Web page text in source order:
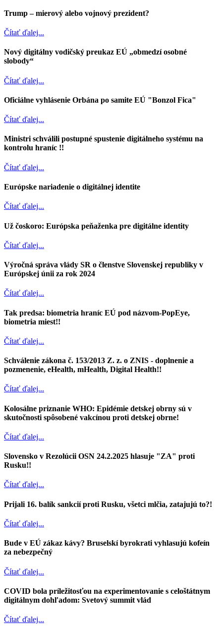
Trump – mierový alebo vojnový prezident?
Čítať ďalej...
Nový digitálny vodičský preukaz EÚ „obmedzí osobné
slobody“
Čítať ďalej...
Oficiálne vyhlásenie Orbána po samite EÚ "Bonzol Fica"
Čítať ďalej...
Ministri schválili postupné spustenie digitálneho systému na
kontrolu hraníc !!
Čítať ďalej...
Európske nariadenie o digitálnej identite
Čítať ďalej...
Už čoskoro: Európska peňaženka pre digitálne identity
Čítať ďalej...
Výročná správa vlády SR o členstve Slovenskej republiky v
Európskej únii za rok 2024
Čítať ďalej...
Tak predsa: biometria hraníc EÚ pod názvom-PopEye,
biometria miest!!
Čítať ďalej...
Schválenie zákona č. 153/2013 Z. z. o ZNIS - doplnenie a
pozmenenie, eHealth, mHealth, Digital Health!!
Čítať ďalej...
Kolosálne priznanie WHO: Epidémie detskej obrny sú v
skutočnosti spôsobené vakcínou proti detskej obrne!
Čítať ďalej...
Slovensko v Rezolúcii OSN 24.2.2025 hlasuje "ZA" proti
Rusku!!
Čítať ďalej...
Prijali 16. balík sankcií proti Rusku, všetci mlčia, zatajujú to?!
Čítať ďalej...
Bude v EÚ zákaz kávy? Bruselskí byrokrati vyhlasujú kofeín
za nebezpečný
Čítať ďalej...
COVID bola príležitosťou na experimentovanie s celoštátnym
digitálnym dohľadom: Svetový summit vlád
Čítať ďalej...